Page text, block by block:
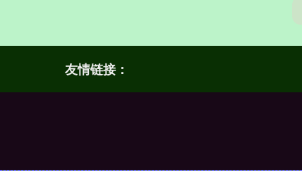
友情链接：